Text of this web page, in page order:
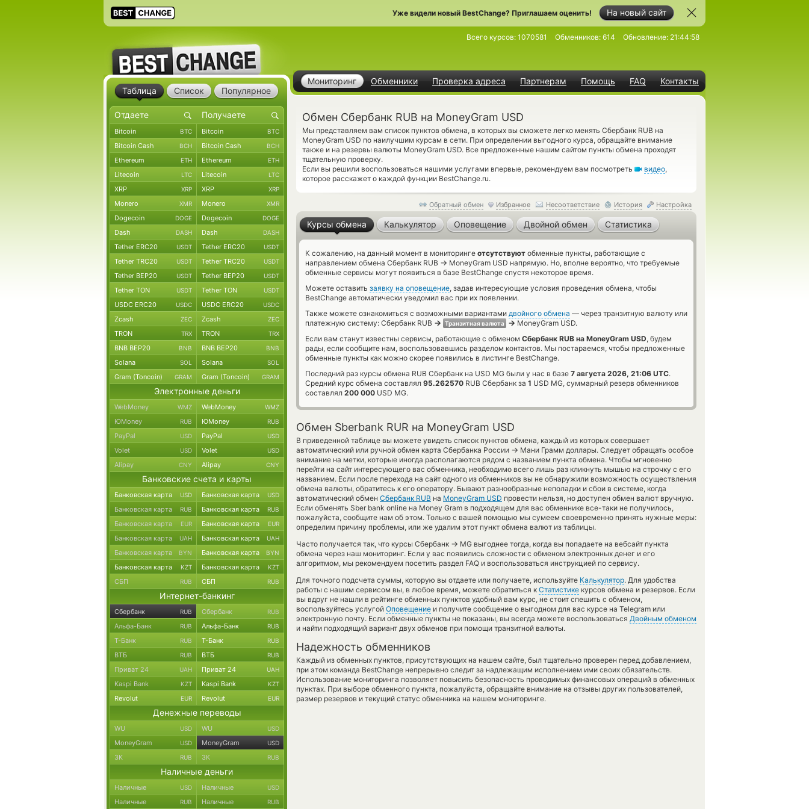
На новый сайт
Уже видели новый BestChange? Приглашаем оценить!
Мониторинг Обменники Проверка адреса Партнерам Помощь FAQ Контакты
Всего курсов: 1070581 Обменников: 614 Обновление: 21:44:58
Обмен Сбербанк RUB на MoneyGram USD
Мы представляем вам список пунктов обмена, в которых вы сможете легко менять Сбербанк RUB на
MoneyGram USD по наилучшим курсам в сети. При определении выгодного курса, обращайте внимание
также и на резервы валюты MoneyGram USD. Все предложенные нашим сайтом пункты обмена проходят
тщательную проверку.
Если вы решили воспользоваться нашими услугами впервые, рекомендуем вам посмотреть
видео,
которое расскажет о каждой функции BestChange.ru.
Обратный обмен Избранное Несоответствие История Настройка
Курсы обмена Калькулятор Оповещение Двойной обмен Статистика
К сожалению, на данный момент в мониторинге отсутствуют обменные пункты, работающие с
направлением обмена Сбербанк RUB → MoneyGram USD напрямую. Но, вполне вероятно, что требуемые
обменные сервисы могут появиться в базе BestChange спустя некоторое время.
Можете оставить заявку на оповещение, задав интересующие условия проведения обмена, чтобы
BestChange автоматически уведомил вас при их появлении.
Также можете ознакомиться с возможными вариантами двойного обмена — через транзитную валюту или
платежную систему: Сбербанк RUB → Транзитная валюта → MoneyGram USD.
Если вам станут известны сервисы, работающие с обменом Сбербанк RUB на MoneyGram USD, будем
рады, если сообщите нам, воспользовавшись разделом контактов. Мы постараемся, чтобы предложенные
обменные пункты как можно скорее появились в листинге BestChange.
Последний раз курсы обмена RUB Сбербанк на USD MG были у нас в базе 7 августа 2026, 21:06 UTC.
Средний курс обмена составлял 95.262570 RUB Сбербанк за 1 USD MG, суммарный резерв обменников
составлял 200 000 USD MG.
Обмен Sberbank RUR на MoneyGram USD
В приведенной таблице вы можете увидеть список пунктов обмена, каждый из которых совершает
автоматический или ручной обмен карта Сбербанка России → Мани Грамм доллары. Следует обращать особое
внимание на метки, которые иногда располагаются рядом с названием пункта обмена. Чтобы мгновенно
перейти на сайт интересующего вас обменника, необходимо всего лишь раз кликнуть мышью на строчку с его
названием. Если после перехода на сайт одного из обменников вы не обнаружили возможность осуществления
обмена валюты, обратитесь к его оператору. Бывают разнообразные неполадки и сбои в системе, когда
автоматический обмен Сбербанк RUB на MoneyGram USD провести нельзя, но доступен обмен валют вручную.
Если обменять Sber bank online на Money Gram в подходящем для вас обменнике все-таки не получилось,
пожалуйста, сообщите нам об этом. Только с вашей помощью мы сумеем своевременно принять нужные меры:
определим причину проблемы, или же удалим этот пункт обмена валют из таблицы.
Часто получается так, что курсы Сбербанк → MG выгоднее тогда, когда вы попадаете на вебсайт пункта
обмена через наш мониторинг. Если у вас появились сложности с обменом электронных денег и его
алгоритмом, мы рекомендуем посетить раздел FAQ и воспользоваться инструкцией по сервису.
Для точного подсчета суммы, которую вы отдаете или получаете, используйте Калькулятор. Для удобства
работы с нашим сервисом вы, в любое время, можете обратиться к Статистике курсов обмена и резервов. Если
вы вдруг не нашли в рейтинге обменных пунктов удобный вам курс, не стоит спешить с обменом,
воспользуйтесь услугой Оповещение и получите сообщение о выгодном для вас курсе на Telegram или
электронную почту. Если обменные пункты не показаны, вы всегда можете воспользоваться Двойным обменом
и найти подходящий вариант двух обменов при помощи транзитной валюты.
Надежность обменников
Каждый из обменных пунктов, присутствующих на нашем сайте, был тщательно проверен перед добавлением,
при этом команда BestChange непрерывно следит за надлежащим исполнением ими своих обязательств.
Использование мониторинга позволяет повысить безопасность проводимых финансовых операций в обменных
пунктах. При выборе обменного пункта, пожалуйста, обращайте внимание на отзывы других пользователей,
размер резервов и текущий статус обменника на нашем мониторинге.
Таблица Список Популярное
Bitcoin BTC Bitcoin BTC
Bitcoin Cash BCH Bitcoin Cash BCH
Ethereum ETH Ethereum ETH
Litecoin LTC Litecoin LTC
XRP XRP XRP XRP
Monero XMR Monero XMR
Dogecoin DOGE Dogecoin DOGE
Dash DASH Dash DASH
Tether ERC20 USDT Tether ERC20 USDT
Tether TRC20 USDT Tether TRC20 USDT
Tether BEP20 USDT Tether BEP20 USDT
Tether TON USDT Tether TON USDT
USDC ERC20 USDC USDC ERC20 USDC
Zcash ZEC Zcash ZEC
TRON TRX TRON TRX
BNB BEP20 BNB BNB BEP20 BNB
Solana SOL Solana SOL
Gram (Toncoin) GRAM Gram (Toncoin) GRAM
Электронные деньги
WebMoney WMZ WebMoney WMZ
ЮMoney RUB ЮMoney RUB
PayPal USD PayPal USD
Volet USD Volet USD
Alipay CNY Alipay CNY
Банковские счета и карты
Банковская карта USD Банковская карта USD
Банковская карта RUB Банковская карта RUB
Банковская карта EUR Банковская карта EUR
Банковская карта UAH Банковская карта UAH
Банковская карта BYN Банковская карта BYN
Банковская карта KZT Банковская карта KZT
СБП RUB СБП RUB
Интернет-банкинг
Сбербанк RUB Сбербанк RUB
Альфа-Банк RUB Альфа-Банк RUB
Т-Банк RUB Т-Банк RUB
ВТБ RUB ВТБ RUB
Приват 24 UAH Приват 24 UAH
Kaspi Bank KZT Kaspi Bank KZT
Revolut EUR Revolut EUR
Денежные переводы
WU USD WU USD
MoneyGram USD MoneyGram USD
ЗК RUB ЗК RUB
Наличные деньги
Наличные USD Наличные USD
Наличные RUB Наличные RUB